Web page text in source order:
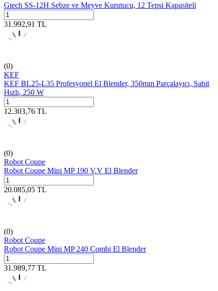
Gtech SS-12H Sebze ve Meyve Kurutucu, 12 Tepsi Kapasiteli
31.992,91 TL
(0)
KEF
KEF BL25-L35 Profesyonel El Blender, 350mm Parçalayıcı, Sabit
Hızlı, 250 W
12.303,76 TL
(0)
Robot Coupe
Robot Coupe Mini MP 190 V.V El Blender
20.085,05 TL
(0)
Robot Coupe
Robot Coupe Mini MP 240 Combi El Blender
31.989,77 TL